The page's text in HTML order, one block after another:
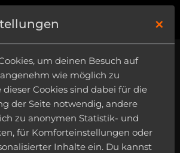
×
um deinen Besuch auf
wie möglich zu
Cookies sind dabei für die
der Seite notwendig, andere
zu anonymen Statistik- und
für Komforteinstellungen oder
Inhalte ein. Du kannst